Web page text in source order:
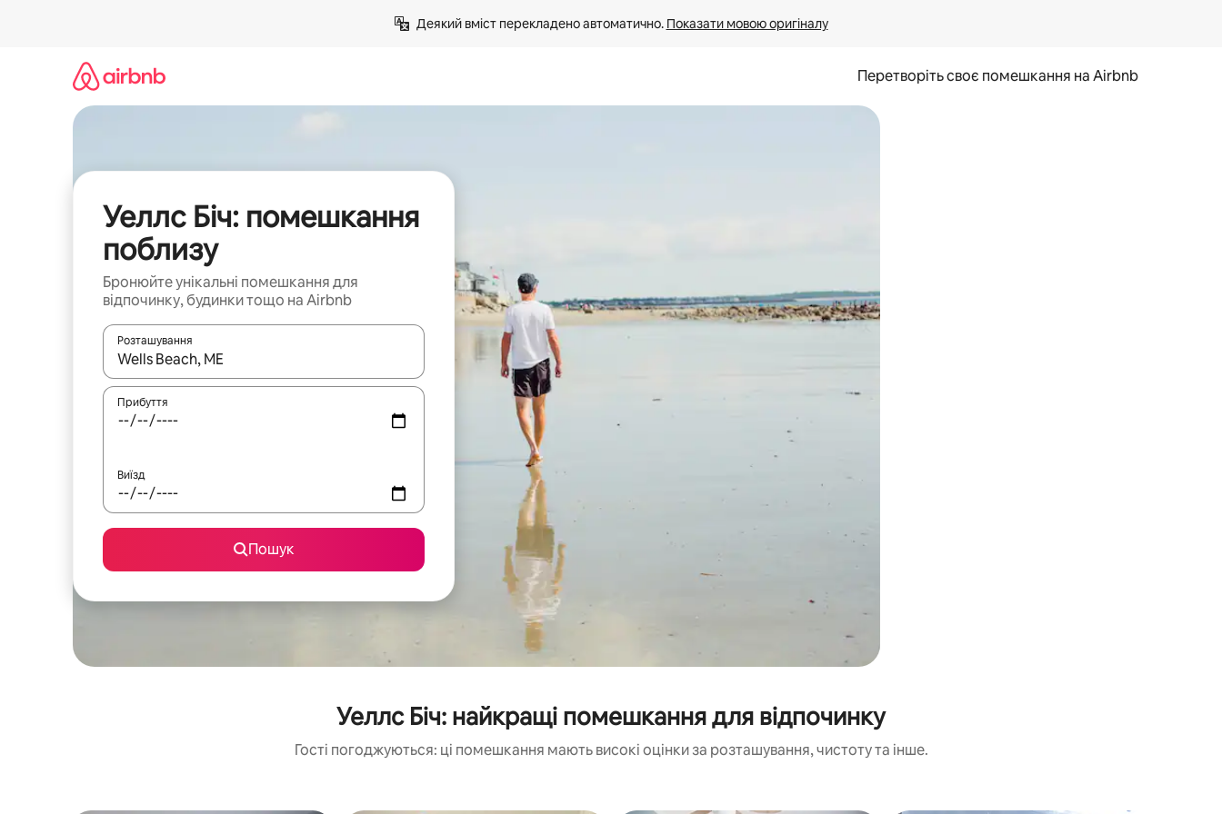
Деякий вміст перекладено автоматично. Показати мовою оригіналу
Перетворіть своє помешкання на Airbnb
Уеллс Біч: помешкання
поблизу
Бронюйте унікальні помешкання для
відпочинку, будинки тощо на Airbnb
Розташування
Отримавши результати пошуку, використовуйте для навігації сторінкою клавіші зі стрілками вгору та вниз або жести дотику та гортання.
Прибуття
Виїзд
Пошук
Уеллс Біч: найкращі помешкання для відпочинку
Гості погоджуються: ці помешкання мають високі оцінки за розташування, чистоту та інше.